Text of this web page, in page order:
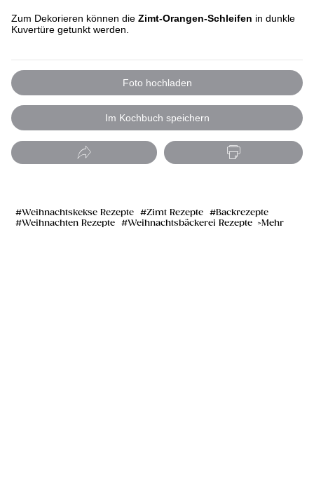
Zum Dekorieren können die Zimt-Orangen-Schleifen in dunkle
Kuvertüre getunkt werden.
Foto hochladen
Im Kochbuch speichern
Weihnachtskekse Rezepte Zimt Rezepte
Backrezepte
Weihnachten Rezepte
Weihnachtsbäckerei Rezepte Mehr